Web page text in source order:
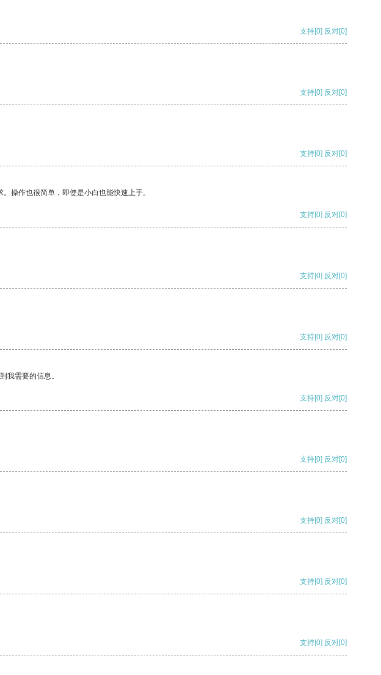
支持[0] 反对[0]
支持[0] 反对[0]
支持[0] 反对[0]
操作也很简单，即使是小白也能快速上手。
支持[0] 反对[0]
支持[0] 反对[0]
支持[0] 反对[0]
我需要的信息。
支持[0] 反对[0]
支持[0] 反对[0]
支持[0] 反对[0]
支持[0] 反对[0]
支持[0] 反对[0]